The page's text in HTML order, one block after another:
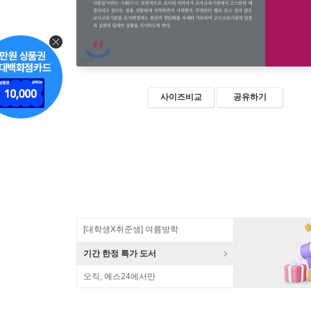
사이즈비교 공유하기
[대학생X취준생] 여름방학
기간 한정 특가 도서
오직, 예스24에서만